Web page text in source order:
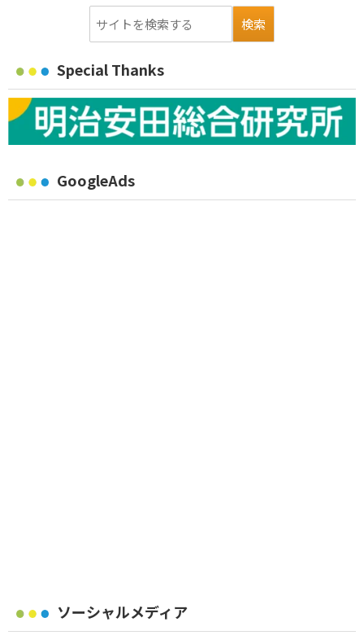
Special Thanks
GoogleAds
ソーシャルメディア